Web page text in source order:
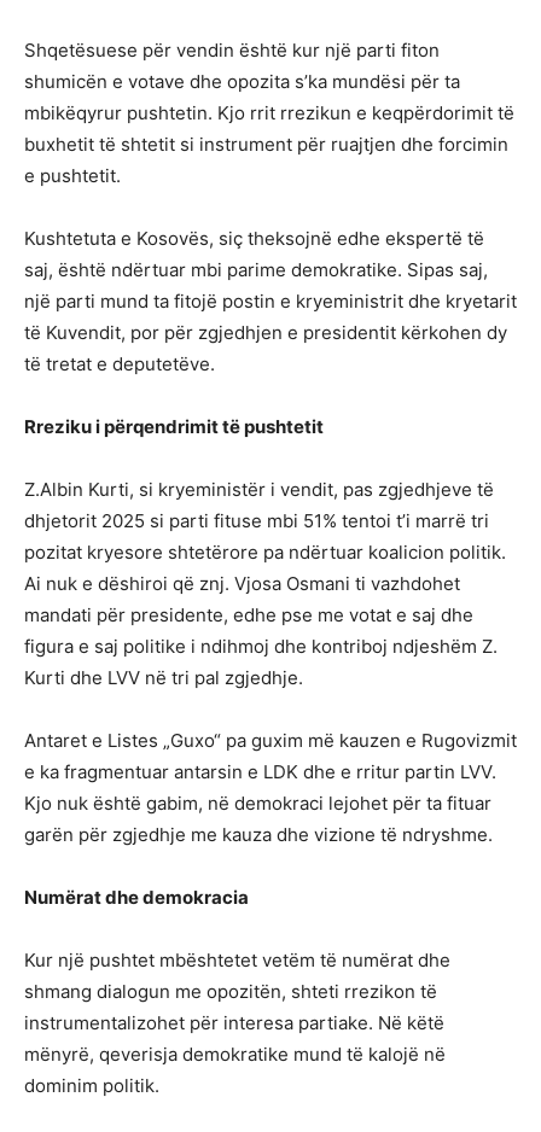
Shqetësuese për vendin është kur një parti fiton
shumicën e votave dhe opozita s’ka mundësi për ta
mbikëqyrur pushtetin. Kjo rrit rrezikun e keqpërdorimit të
buxhetit të shtetit si instrument për ruajtjen dhe forcimin
e pushtetit.
Kushtetuta e Kosovës, siç theksojnë edhe ekspertë të
saj, është ndërtuar mbi parime demokratike. Sipas saj,
një parti mund ta fitojë postin e kryeministrit dhe kryetarit
të Kuvendit, por për zgjedhjen e presidentit kërkohen dy
të tretat e deputetëve.
Rreziku i përqendrimit të pushtetit
Z.Albin Kurti, si kryeministër i vendit, pas zgjedhjeve të
dhjetorit 2025 si parti fituse mbi 51% tentoi t’i marrë tri
pozitat kryesore shtetërore pa ndërtuar koalicion politik.
Ai nuk e dëshiroi që znj. Vjosa Osmani ti vazhdohet
mandati për presidente, edhe pse me votat e saj dhe
figura e saj politike i ndihmoj dhe kontriboj ndjeshëm Z.
Kurti dhe LVV në tri pal zgjedhje.
Antaret e Listes „Guxo“ pa guxim më kauzen e Rugovizmit
e ka fragmentuar antarsin e LDK dhe e rritur partin LVV.
Kjo nuk është gabim, në demokraci lejohet për ta fituar
garën për zgjedhje me kauza dhe vizione të ndryshme.
Numërat dhe demokracia
Kur një pushtet mbështetet vetëm të numërat dhe
shmang dialogun me opozitën, shteti rrezikon të
instrumentalizohet për interesa partiake. Në këtë
mënyrë, qeverisja demokratike mund të kalojë në
dominim politik.